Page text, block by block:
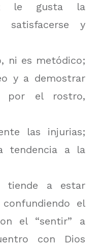
le gusta la
satisfacerse y
ni es metódico;
y a demostrar
por el rostro,
las injurias;
tendencia a la
tiende a estar
el
el “sentir” a
con Dios